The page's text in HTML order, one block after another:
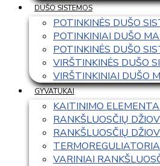
DUŠO SISTEMOS
POTINKINĖS DUŠO
POTINKINIAI DUŠO
POTINKINĖS DUŠO
VIRŠTINKINĖS DUŠO
VIRŠTINKINIAI DUŠO
GYVATUKAI
KAITINIMO
RANKŠLUOSČIŲ
RANKŠLUOSČIŲ
VARINIAI